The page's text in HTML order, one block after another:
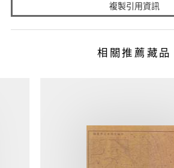
複製引用資訊
相關推薦藏品